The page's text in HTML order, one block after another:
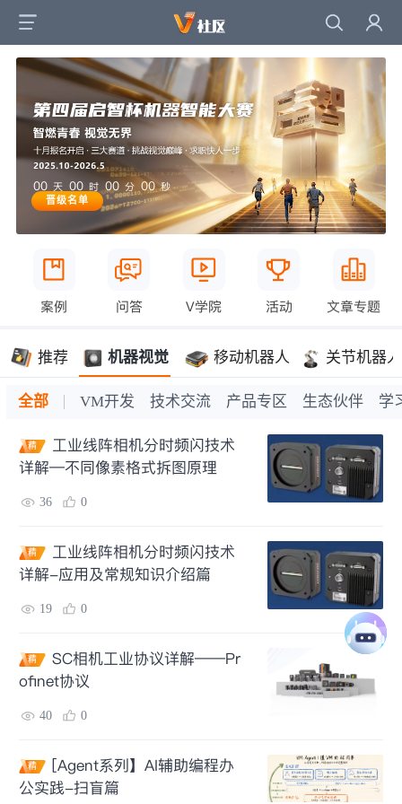
晋级名单
00 天 00 时 00 分 00 秒
案例 问答 V学院 活动 文章专题
推荐 机器视觉 移动机器人 关节机器人
全部 VM开发 技术交流 产品专区 生态伙伴 学
精
工业线阵相机分时频闪技术
详解—不同像素格式拆图原理
36 0
精
工业线阵相机分时频闪技术
详解-应用及常规知识介绍篇
19 0
精
SC相机工业协议详解——Pr
ofinet协议
40 0
精
[Agent系列】AI辅助编程办
公实践-扫盲篇